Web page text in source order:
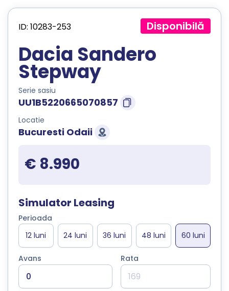
ID: 10283-253 Disponibilă
Dacia Sandero
Stepway
Serie sasiu
UU1B5220665070857
Locatie
Bucuresti Odaii
€ 8.990
Simulator Leasing
Perioada
Avans Rata